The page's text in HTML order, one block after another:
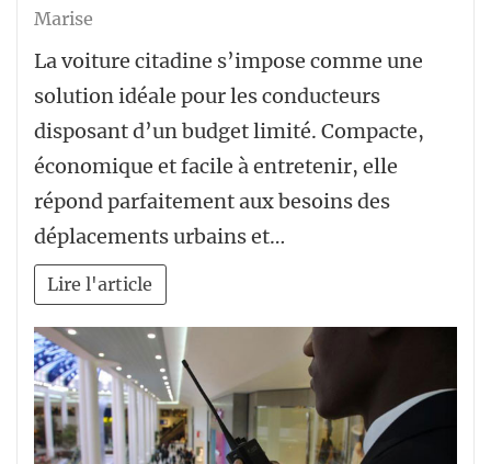
Marise
La voiture citadine s’impose comme une
solution idéale pour les conducteurs
disposant d’un budget limité. Compacte,
économique et facile à entretenir, elle
répond parfaitement aux besoins des
déplacements urbains et…
Lire l'article